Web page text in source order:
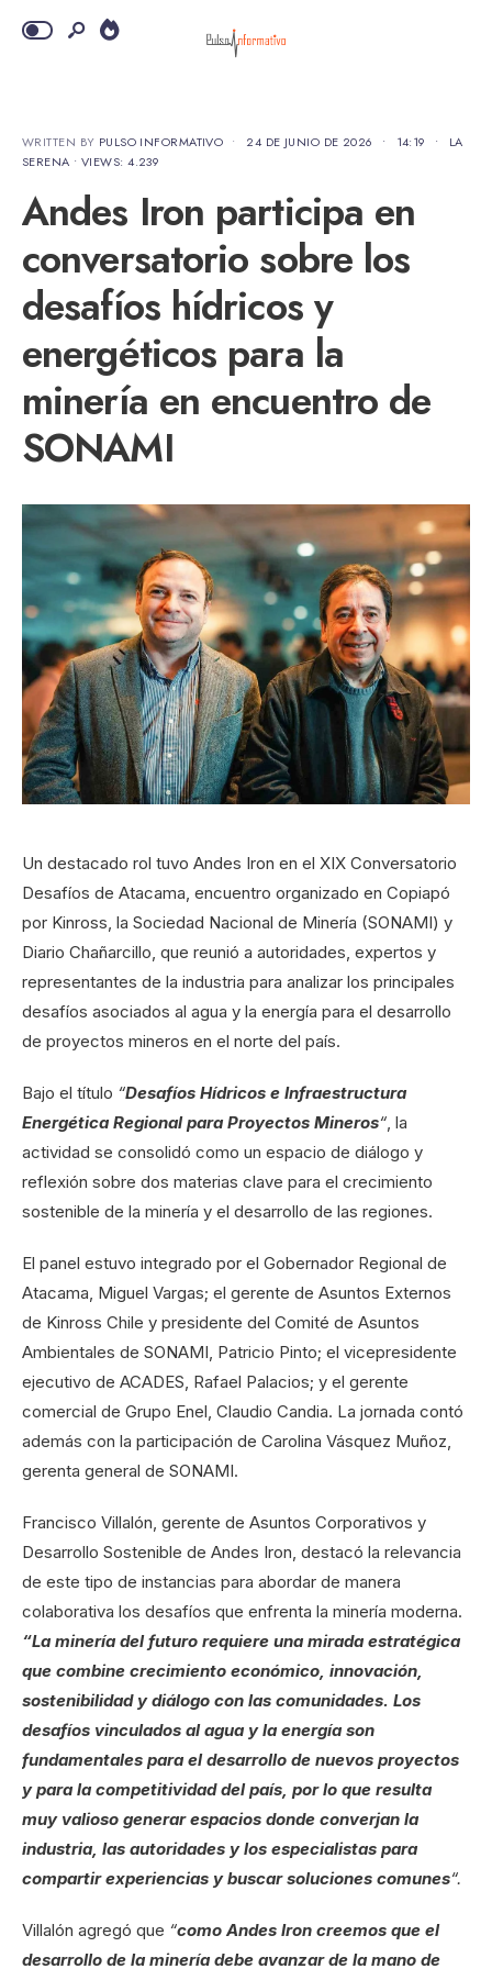
WRITTEN BY PULSO INFORMATIVO • 24 DE JUNIO DE 2026 • 14:19 •
LA
SERENA • VIEWS: 4.239
Andes Iron participa en
conversatorio sobre los
desafíos hídricos y
energéticos para la
minería en encuentro de
SONAMI
Un destacado rol tuvo Andes Iron en el XIX Conversatorio
Desafíos de Atacama, encuentro organizado en Copiapó
por Kinross, la Sociedad Nacional de Minería (SONAMI) y
Diario Chañarcillo, que reunió a autoridades, expertos y
representantes de la industria para analizar los principales
desafíos asociados al agua y la energía para el desarrollo
de proyectos mineros en el norte del país.
Bajo el título “Desafíos Hídricos e Infraestructura
Energética Regional para Proyectos Mineros“, la
actividad se consolidó como un espacio de diálogo y
reflexión sobre dos materias clave para el crecimiento
sostenible de la minería y el desarrollo de las regiones.
El panel estuvo integrado por el Gobernador Regional de
Atacama, Miguel Vargas; el gerente de Asuntos Externos
de Kinross Chile y presidente del Comité de Asuntos
Ambientales de SONAMI, Patricio Pinto; el vicepresidente
ejecutivo de ACADES, Rafael Palacios; y el gerente
comercial de Grupo Enel, Claudio Candia. La jornada contó
además con la participación de Carolina Vásquez Muñoz,
gerenta general de SONAMI.
Francisco Villalón, gerente de Asuntos Corporativos y
Desarrollo Sostenible de Andes Iron, destacó la relevancia
de este tipo de instancias para abordar de manera
colaborativa los desafíos que enfrenta la minería moderna.
“La minería del futuro requiere una mirada estratégica
que combine crecimiento económico, innovación,
sostenibilidad y diálogo con las comunidades. Los
desafíos vinculados al agua y la energía son
fundamentales para el desarrollo de nuevos proyectos
y para la competitividad del país, por lo que resulta
muy valioso generar espacios donde converjan la
industria, las autoridades y los especialistas para
compartir experiencias y buscar soluciones comunes“.
Villalón agregó que “como Andes Iron creemos que el
desarrollo de la minería debe avanzar de la mano de